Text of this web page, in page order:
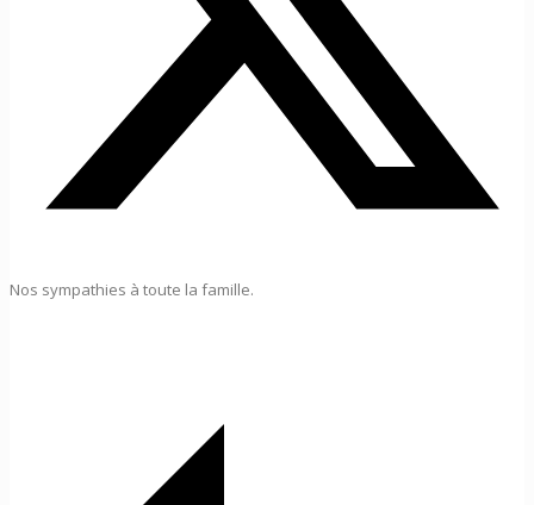
Nos sympathies à toute la famille.